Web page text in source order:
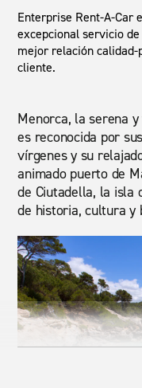
Enterprise Rent-A-Car
excepcional servicio
mejor relación
cliente.
Menorca, la serena
es reconocida por
vírgenes y su
animado puerto de
de Ciutadella, la isla
de historia, cultura y